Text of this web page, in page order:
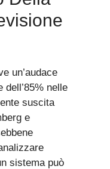
un’audace
dell’85% nelle
suscita
e
sistema può